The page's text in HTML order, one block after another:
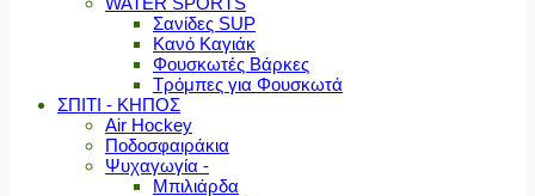
Σανίδες SUP
Κανό Καγιάκ
Φουσκωτές Βάρκες
Τρόμπες για Φουσκωτά
ΣΠΙΤΙ - ΚΗΠΟΣ
Air Hockey
Ποδοσφαιράκια
Ψυχαγωγία -
Μπιλιάρδα